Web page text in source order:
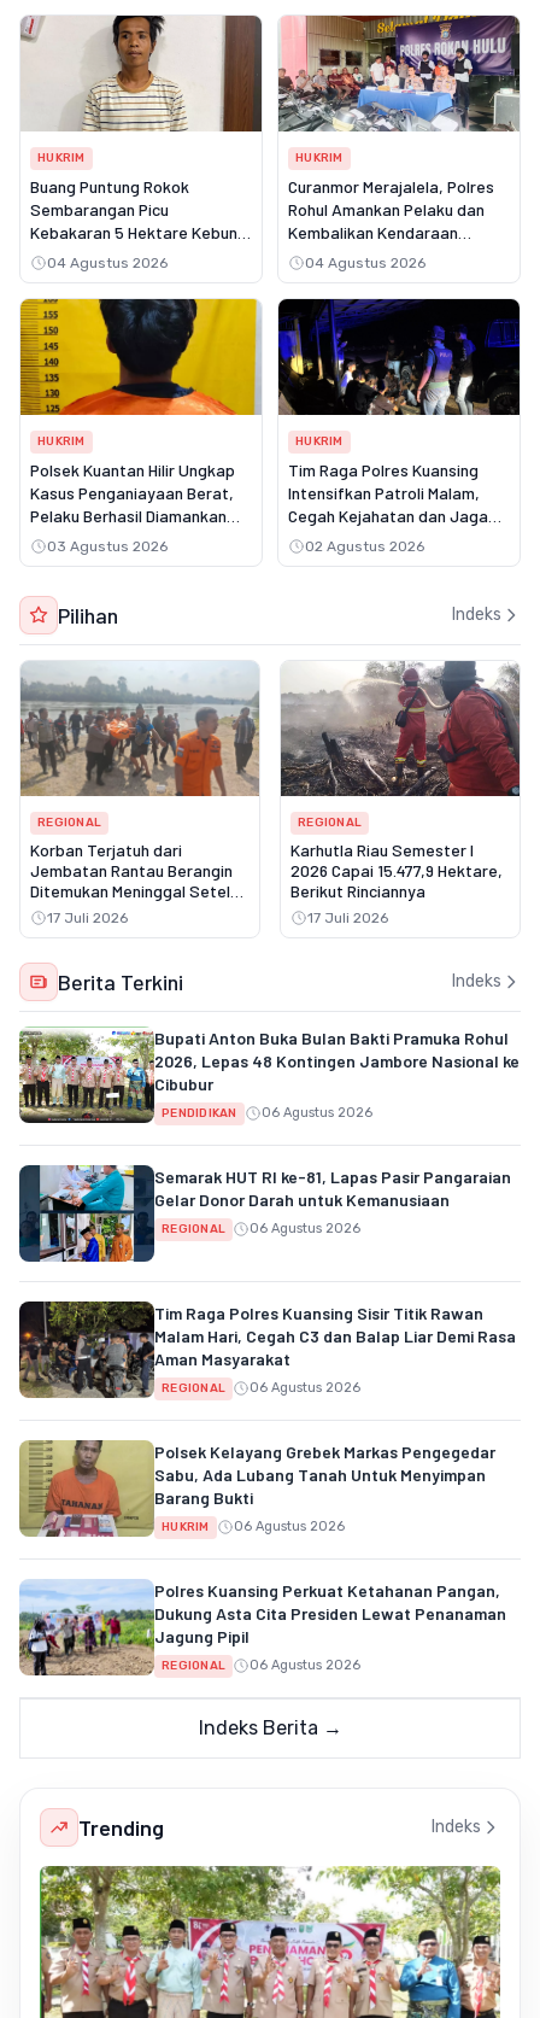
HUKRIM
Buang Puntung Rokok
Sembarangan Picu
Kebakaran 5 Hektare Kebun,
Pelangsir Sawit Dibekuk Polisi
04 Agustus 2026
HUKRIM
Curanmor Merajalela, Polres
Rohul Amankan Pelaku dan
Kembalikan Kendaraan
Korban
04 Agustus 2026
HUKRIM
Polsek Kuantan Hilir Ungkap
Kasus Penganiayaan Berat,
Pelaku Berhasil Diamankan
Kurang dari Tiga Hari
03 Agustus 2026
HUKRIM
Tim Raga Polres Kuansing
Intensifkan Patroli Malam,
Cegah Kejahatan dan Jaga
Kamtibmas
02 Agustus 2026
Pilihan Indeks
REGIONAL
Korban Terjatuh dari
Jembatan Rantau Berangin
Ditemukan Meninggal Setelah
Tiga Hari Pencarian
17 Juli 2026
REGIONAL
Karhutla Riau Semester I
2026 Capai 15.477,9 Hektare,
Berikut Rinciannya
17 Juli 2026
Berita Terkini Indeks
Bupati Anton Buka Bulan Bakti Pramuka Rohul
2026, Lepas 48 Kontingen Jambore Nasional ke
Cibubur
PENDIDIKAN 06 Agustus 2026
Semarak HUT RI ke-81, Lapas Pasir Pangaraian
Gelar Donor Darah untuk Kemanusiaan
REGIONAL 06 Agustus 2026
Tim Raga Polres Kuansing Sisir Titik Rawan
Malam Hari, Cegah C3 dan Balap Liar Demi Rasa
Aman Masyarakat
REGIONAL 06 Agustus 2026
Polsek Kelayang Grebek Markas Pengegedar
Sabu, Ada Lubang Tanah Untuk Menyimpan
Barang Bukti
HUKRIM 06 Agustus 2026
Polres Kuansing Perkuat Ketahanan Pangan,
Dukung Asta Cita Presiden Lewat Penanaman
Jagung Pipil
REGIONAL 06 Agustus 2026
Indeks Berita →
Trending Indeks